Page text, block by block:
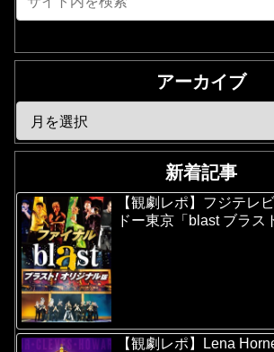
アーカイブ
新着記事
【観劇レポ】フジテレ
ドー東京「blast ブラス
【観劇レポ】Lena